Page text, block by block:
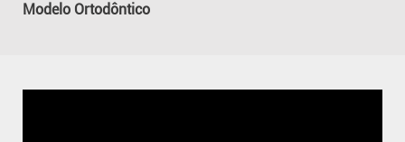
Modelo Ortodôntico